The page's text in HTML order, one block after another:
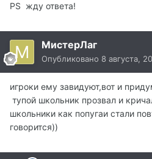
PS жду ответа!
МистерЛаг
Опубликовано 8 августа,
игроки ему завидуют,вот и
тупой школьник прозвал и
школьники как попугаи стали
говорится))